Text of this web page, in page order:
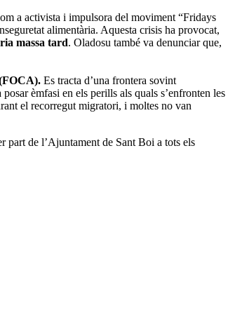
a activista i impulsora del moviment “Fridays
alimentària. Aquesta crisis ha provocat,
massa tard. Oladosu també va denunciar que,
Es tracta d’una frontera sovint
èmfasi en els perills als quals s’enfronten les
el recorregut migratori, i moltes no van
part de l’Ajuntament de Sant Boi a tots els